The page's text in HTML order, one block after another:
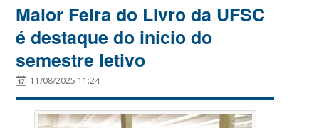
Maior Feira do Livro da UFSC
é destaque do início do
semestre letivo
11/08/2025 11:24